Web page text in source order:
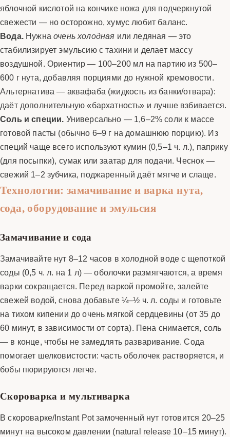
яблочной кислотой на кончике ножа для подчеркнутой
свежести — но осторожно, хумус любит баланс.
Вода.Нужнаочень холодная или ледяная — это
стабилизирует эмульсию с тахини и делает массу
воздушной. Ориентир — 100–200 мл на партию из 500–
600 г нута, добавляя порциями до нужной кремовости.
Альтернатива — аквафаба (жидкость из банки/отвара):
даёт дополнительную «бархатность» и лучше взбивается.
Соль и специи. Универсально — 1,6–2% соли к массе
готовой пасты (обычно 6–9 г на домашнюю порцию). Из
специй чаще всего используют кумин (0,5–1 ч. л.), паприку
(для посыпки), сумак или заатар для подачи. Чеснок —
свежий 1–2 зубчика, поджаренный даёт мягче и слаще.
Технологии: замачивание и варка нута,
сода, оборудование и эмульсия
Замачивание и сода
Замачивайте нут 8–12 часов в холодной воде с щепоткой
соды (0,5 ч. л. на 1 л) — оболочки размягчаются, а время
варки сокращается. Перед варкой промойте, залейте
свежей водой, снова добавьте ¼–½ ч. л. соды и готовьте
на тихом кипении до очень мягкой сердцевины (от 35 до
60 минут, в зависимости от сорта). Пена снимается, соль
— в конце, чтобы не замедлять разваривание. Сода
помогает шелковистости: часть оболочек растворяется, и
бобы пюрируются легче.
Скороварка и мультиварка
В скороварке/Instant Pot замоченный нут готовится 20–25
минут на высоком давлении (natural release 10–15 минут).